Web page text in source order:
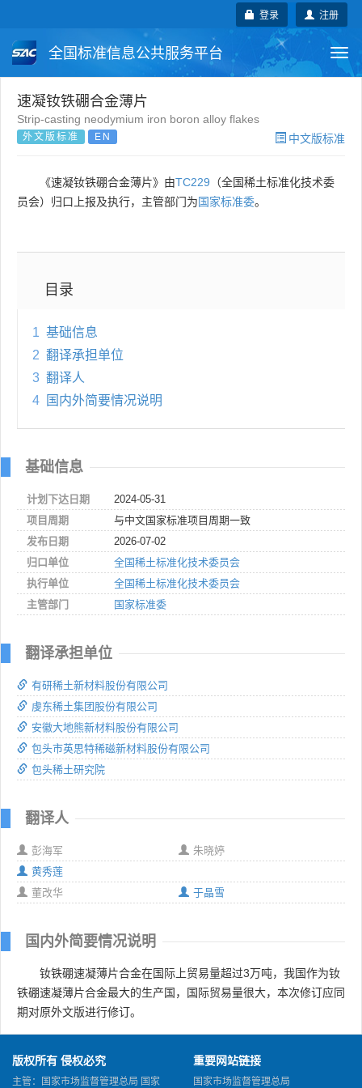
注册
登录
全国标准信息公共服务平台
国家标准
团体标准 国际标准
国外标准 技术委员会
速凝钕铁硼合金薄片
Strip-casting neodymium iron boron alloy flakes
外文版标准 EN 中文版标准
《速凝钕铁硼合金薄片》由TC229 （全国稀土标准化技术委
员会）归口上报及执行，主管部门为国家标准委。
目录
1 基础信息
2 翻译承担单位
3 翻译人
4
国内外简要情况说明
基础信息
计划下达日期
2024-05-31
项目周期
与中文国家标准项目周期一致
发布日期
2026-07-02
归口单位
全国稀土标准化技术委员会
执行单位
全国稀土标准化技术委员会
主管部门
国家标准委
翻译承担单位
有研稀土新材料股份有限公司
虔东稀土集团股份有限公司
安徽大地熊新材料股份有限公司
包头市英思特稀磁新材料股份有限公司
包头稀土研究院
翻译人
彭海军
朱晓婷
黄秀莲
董改华
于晶雪
国内外简要情况说明
钕铁硼速凝薄片合金在国际上贸易量超过3万吨，我国作为钕
铁硼速凝薄片合金最大的生产国，国际贸易量很大，本次修订应同
期对原外文版进行修订。
版权所有 侵权必究
主管：国家市场监督管理总局 国家
重要网站链接
国家市场监督管理总局